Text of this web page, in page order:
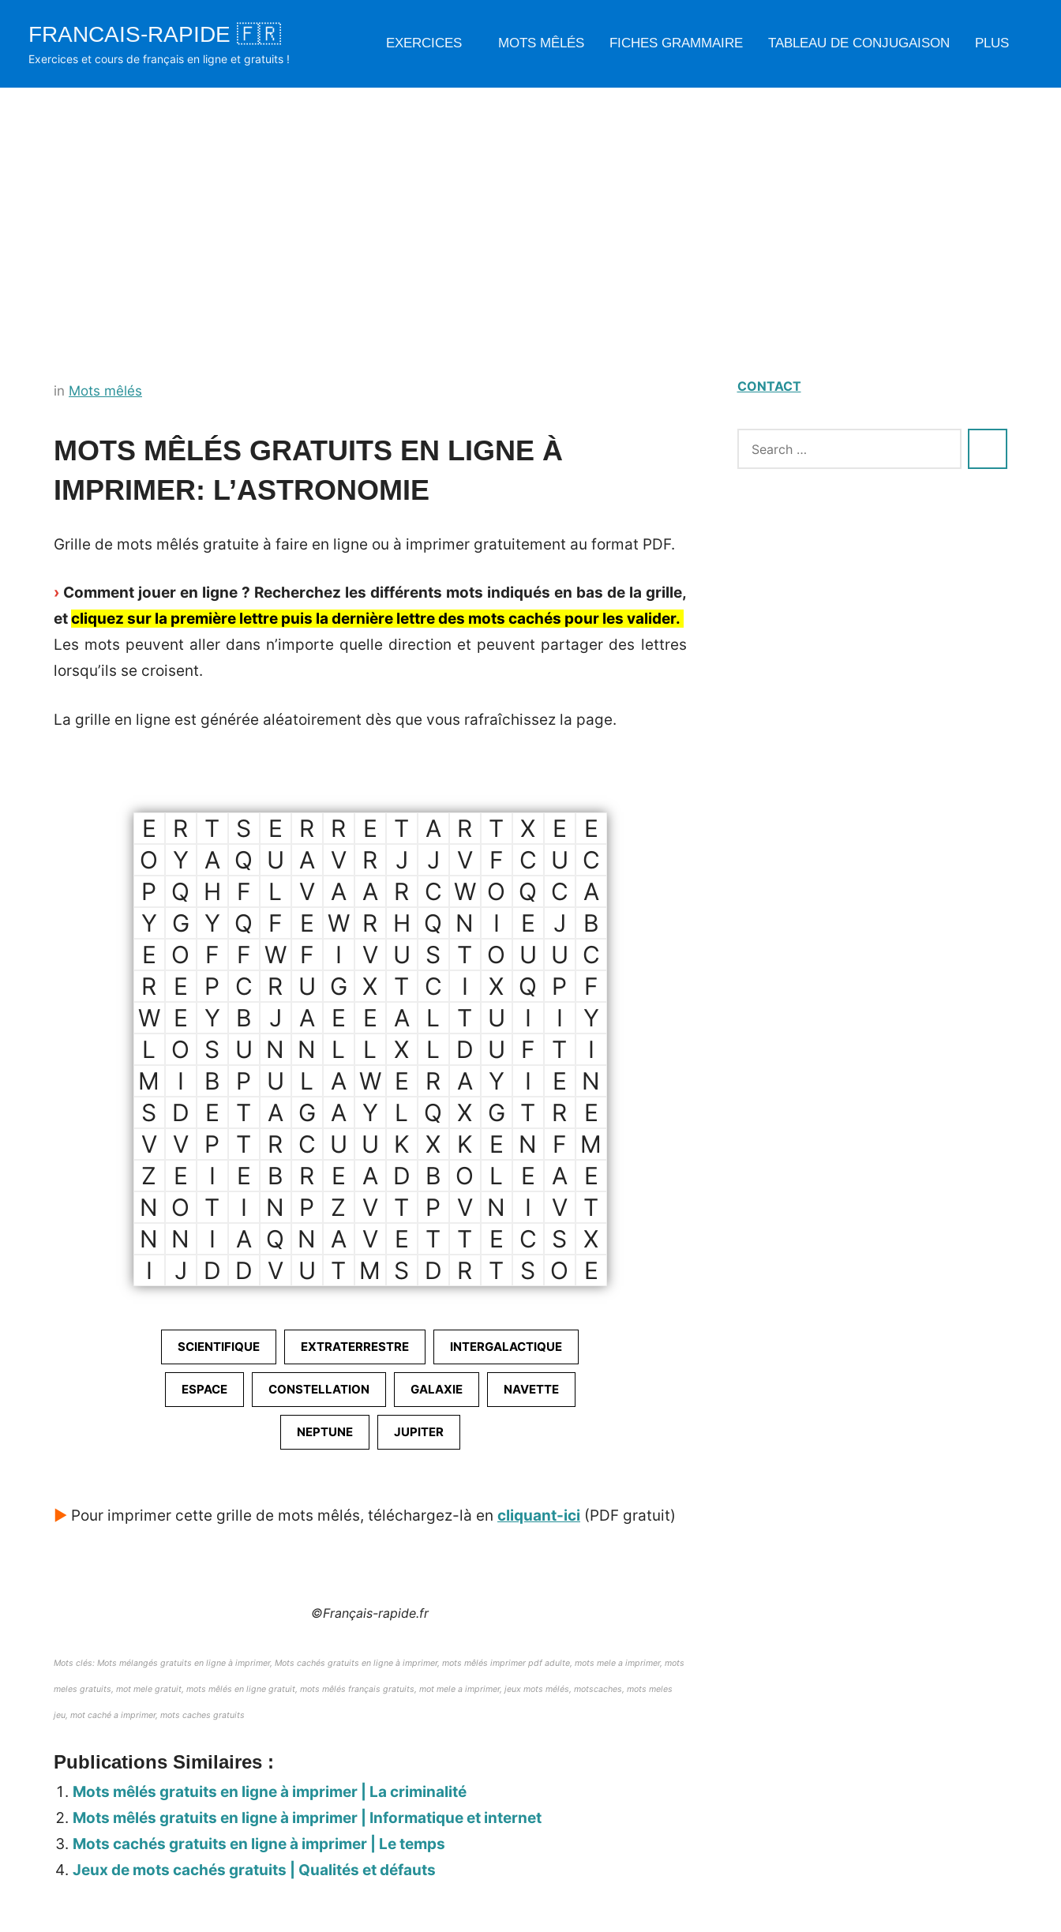
content
FRANCAIS-RAPIDE 🇫🇷
Exercices et cours de français en ligne et gratuits !
EXERCICES MOTS MÊLÉS FICHES GRAMMAIRE TABLEAU DE CONJUGAISON PLUS
Posted
août
2022
by
in Mots mêlés
MOTS MÊLÉS GRATUITS EN LIGNE À
IMPRIMER: L’ASTRONOMIE
Grille de mots mêlés gratuite à faire en ligne ou à imprimer gratuitement au format PDF.
› Comment jouer en ligne ? Recherchez les différents mots indiqués en bas de la grille,
etcliquez sur la première lettre puis la dernière lettre des mots cachés pour les valider.
Les mots peuvent aller dans n’importe quelle direction et peuvent partager des lettres
lorsqu’ils se croisent.
La grille en ligne est générée aléatoirement dès que vous rafraîchissez la page.
E R T S E R R E T A R T X E
E
O
Y A Q U A V R J J V F C U C
P Q H F L V A A R C W O Q C
A
Y G Y Q F E W R H Q N I E J
B
E
O F F W F I V U S T O U U C
R
E P C R U G X T C I X Q P
F
W E Y B J A E E A L T U I I
Y
L
O S U N N L L X L D U F T
I
M
I B P U L A W E R A Y I E
N
S
D E T A G A Y L Q X G T R
E
V V P T R C U U K X K E N F M
Z
E I E B R E A D B O L E A
E
N O T I N P Z V T P V N I V T
N
N I A Q N A V E T T E C S
X
I
J D D V U T M S D R T S O E
SCIENTIFIQUE EXTRATERRESTRE INTERGALACTIQUE
ESPACE CONSTELLATION GALAXIE NAVETTE
NEPTUNE JUPITER
► Pour imprimer cette grille de mots mêlés, téléchargez-là en cliquant-ici (PDF gratuit)
©Français-rapide.fr
Mots clés: Mots mélangés gratuits en ligne à imprimer, Mots cachés gratuits en ligne à imprimer, mots mêlés imprimer pdf adulte, mots mele a imprimer, mots
meles gratuits, mot mele gratuit, mots mêlés en ligne gratuit, mots mêlés français gratuits, mot mele a imprimer, jeux mots mélés, motscaches, mots meles
jeu, mot caché a imprimer, mots caches gratuits
Publications Similaires :
Mots mêlés gratuits en ligne à imprimer | La criminalité
Mots mêlés gratuits en ligne à imprimer | Informatique et internet
Mots cachés gratuits en ligne à imprimer | Le temps
Jeux de mots cachés gratuits | Qualités et défauts
CONTACT